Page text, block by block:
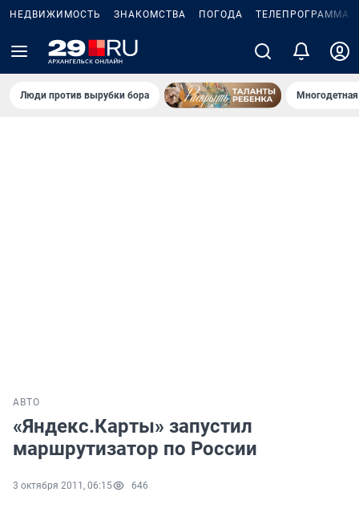
НЕДВИЖИМОСТЬ ЗНАКОМСТВА ПОГОДА ТЕЛЕПРОГРАММА
Люди против вырубки бора
АВТО
«Яндекс.Карты» запустил
маршрутизатор по России
3 октября 2011, 06:15 646